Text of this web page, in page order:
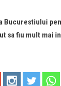
Bucurestiului
sa fiu mult mai